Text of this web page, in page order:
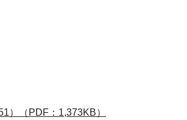
（PDF：1,373KB）